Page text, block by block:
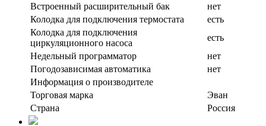
Встроенный расширительный бак
нет
Колодка для подключения термостата
есть
Колодка для подключения
циркуляционного насоса
есть
Недельный программатор
нет
Погодозависимая автоматика
нет
Информация о производителе
Торговая марка
Эван
Страна
Россия